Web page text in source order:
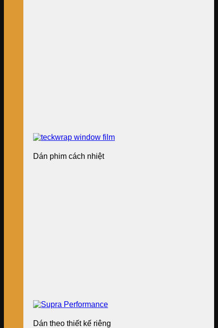
Dán phim cách nhiệt
Dán theo thiết kế riêng